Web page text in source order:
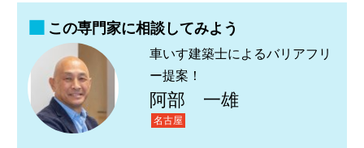
この専門家に相談してみよう
車いす建築士によるバリアフリ
ー提案！
阿部 一雄
名古屋